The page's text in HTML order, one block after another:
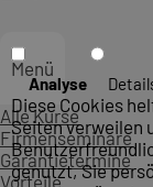
Menü
Alle Kurse
Firmenseminare
Garantietermine
Vorteile
Analyse
Diese Cookies
Seiten verweilen
genutzt, Sie